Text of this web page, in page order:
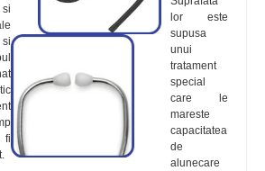
fi
lor este
supusa
unui
tratament
special
care le
mareste
capacitatea
de
alunecare